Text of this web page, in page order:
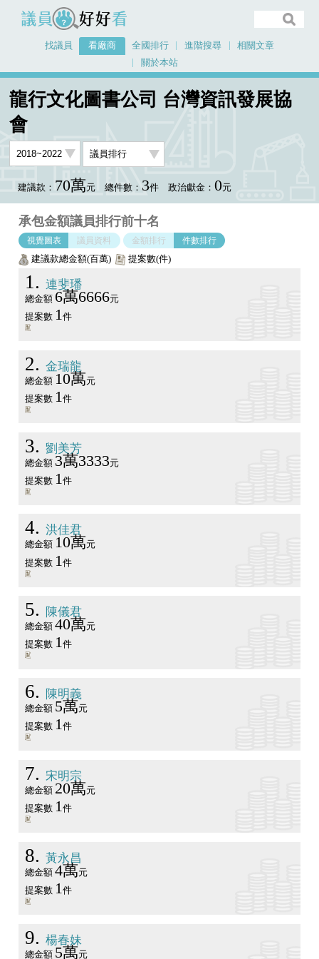
議員好好看
找議員 看廠商 全國排行 進階搜尋
相關文章
關於本站
龍行文化圖書公司 台灣資訊發展協
會
建議款： 70萬元 總件數： 3件 政治獻金： 0元
承包金額議員排行前十名
視覺圖表 議員資料 金額排行 件數排行
建議款總金額(百萬) 提案數(件)
1 連斐璠
總金額 6萬6666元
提案數 1 件
2 金瑞龍
總金額 10萬元
提案數 1 件
3 劉美芳
總金額 3萬3333元
提案數 1 件
4 洪佳君
總金額 10萬元
提案數 1 件
5 陳儀君
總金額 40萬元
提案數 1件
6 陳明義
總金額 5萬元
提案數 1件
7 宋明宗
總金額 20萬元
提案數 1件
8 黃永昌
總金額 4萬元
提案數 1件
9 楊春妹
總金額 5萬元